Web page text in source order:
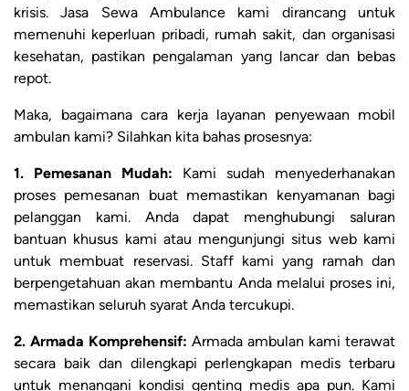
krisis. Jasa Sewa Ambulance kami dirancang untuk
memenuhi keperluan pribadi, rumah sakit, dan organisasi
kesehatan, pastikan pengalaman yang lancar dan bebas
repot.
Maka, bagaimana cara kerja layanan penyewaan mobil
ambulan kami? Silahkan kita bahas prosesnya:
1. Pemesanan Mudah: Kami sudah menyederhanakan
proses pemesanan buat memastikan kenyamanan bagi
pelanggan kami. Anda dapat menghubungi saluran
bantuan khusus kami atau mengunjungi situs web kami
untuk membuat reservasi. Staff kami yang ramah dan
berpengetahuan akan membantu Anda melalui proses ini,
memastikan seluruh syarat Anda tercukupi.
2. Armada Komprehensif: Armada ambulan kami terawat
secara baik dan dilengkapi perlengkapan medis terbaru
untuk menangani kondisi genting medis apa pun. Kami